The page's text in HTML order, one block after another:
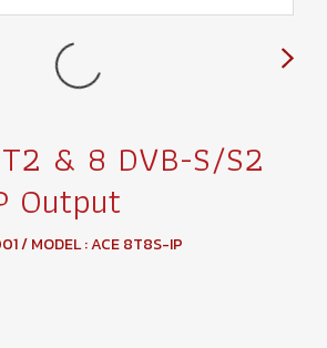
& 8 DVB-S/S2
Output
/ MODEL : ACE 8T8S-IP